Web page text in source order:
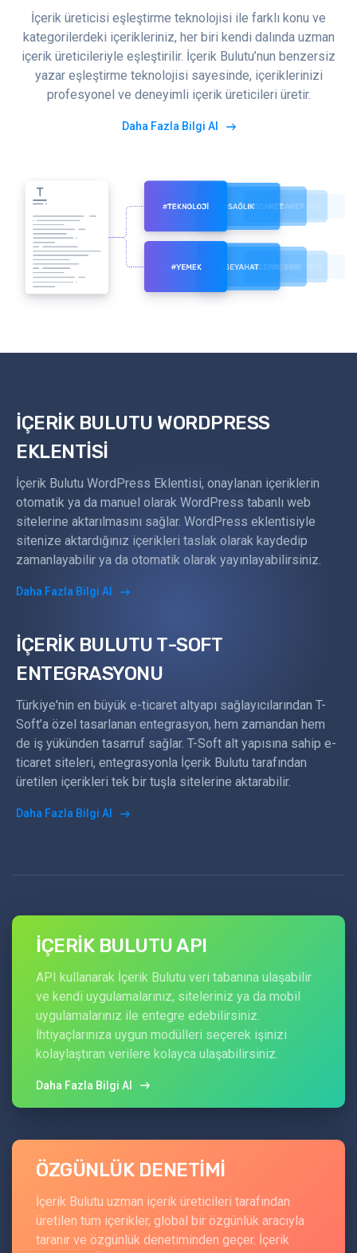
İçerik üreticisi eşleştirme teknolojisi ile farklı konu ve
kategorilerdeki içerikleriniz, her biri kendi dalında uzman
içerik üreticileriyle eşleştirilir. İçerik Bulutu’nun benzersiz
yazar eşleştirme teknolojisi sayesinde, içeriklerinizi
profesyonel ve deneyimli içerik üreticileri üretir.
Daha Fazla Bilgi Al
İÇERİK BULUTU WORDPRESS
EKLENTİSİ
İçerik Bulutu WordPress Eklentisi, onaylanan içeriklerin
otomatik ya da manuel olarak WordPress tabanlı web
sitelerine aktarılmasını sağlar. WordPress eklentisiyle
sitenize aktardığınız içerikleri taslak olarak kaydedip
zamanlayabilir ya da otomatik olarak yayınlayabilirsiniz.
Daha Fazla Bilgi Al
İÇERİK BULUTU T-SOFT
ENTEGRASYONU
Türkiye'nin en büyük e-ticaret altyapı sağlayıcılarından T-
Soft’a özel tasarlanan entegrasyon, hem zamandan hem
de iş yükünden tasarruf sağlar. T-Soft alt yapısına sahip e-
ticaret siteleri, entegrasyonla İçerik Bulutu tarafından
üretilen içerikleri tek bir tuşla sitelerine aktarabilir.
Daha Fazla Bilgi Al
İÇERİK BULUTU API
API kullanarak İçerik Bulutu veri tabanına ulaşabilir
ve kendi uygulamalarınız, siteleriniz ya da mobil
uygulamalarınız ile entegre edebilirsiniz.
İhtiyaçlarınıza uygun modülleri seçerek işinizi
kolaylaştıran verilere kolayca ulaşabilirsiniz.
Daha Fazla Bilgi Al
ÖZGÜNLÜK DENETİMİ
İçerik Bulutu uzman içerik üreticileri tarafından
üretilen tüm içerikler, global bir özgünlük aracıyla
taranır ve özgünlük denetiminden geçer. İçerik